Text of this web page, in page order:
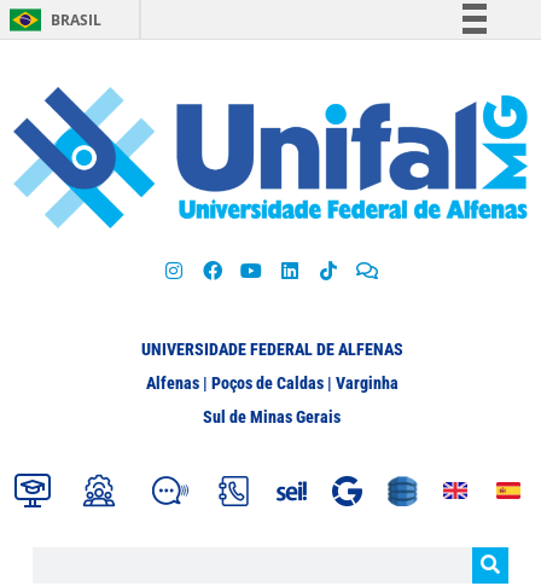
BRASIL
Participe
Acesso à informação
Legislação
UNIVERSIDADE FEDERAL DE ALFENAS
Alfenas | Poços de Caldas | Varginha
Sul de Minas Gerais